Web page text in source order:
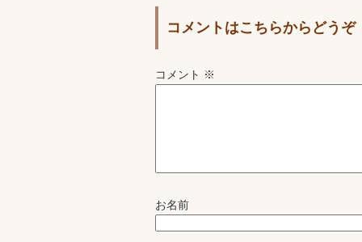
コメントはこちらからどうぞ
コメント ※
お名前